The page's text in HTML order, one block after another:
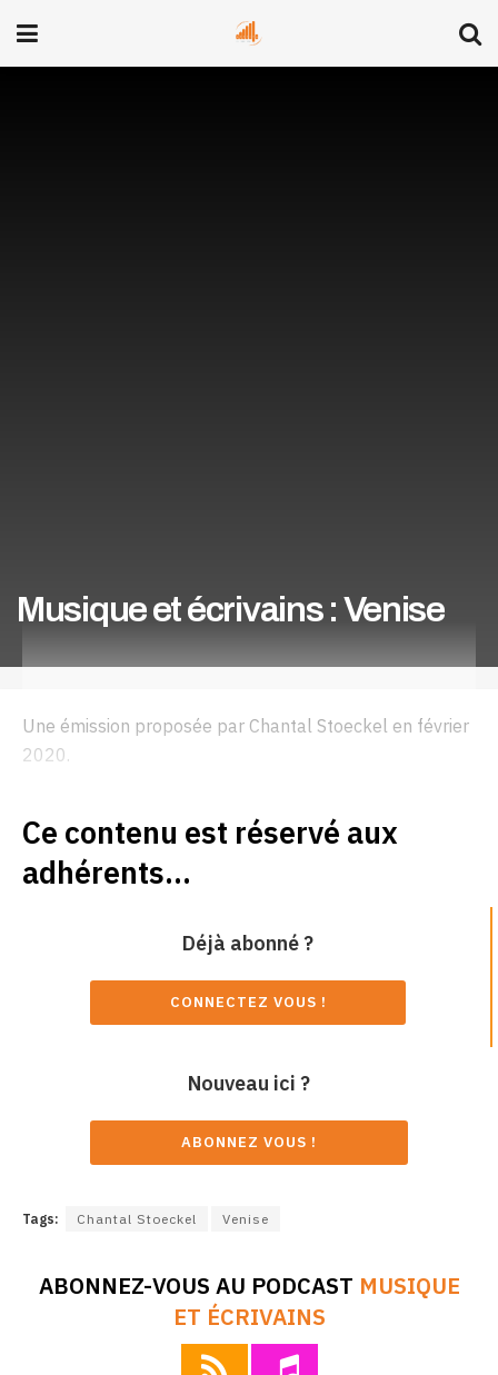
Musique et écrivains : Venise
Une émission proposée par Chantal Stoeckel en février
2020.
Ce contenu est réservé aux
adhérents...
Déjà abonné ?
CONNECTEZ VOUS !
Nouveau ici ?
ABONNEZ VOUS !
Tags: Chantal Stoeckel Venise
ABONNEZ-VOUS AU PODCAST MUSIQUE
ET ÉCRIVAINS